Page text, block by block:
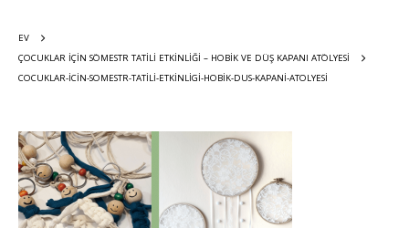
EV
ÇOCUKLAR IÇIN SÖMESTR TATILI ETKINLIĞI – HOBIK VE DÜŞ KAPANI ATÖLYESI
COCUKLAR-ICIN-SOMESTR-TATILI-ETKINLIGI-HOBIK-DUS-KAPANI-ATOLYESI